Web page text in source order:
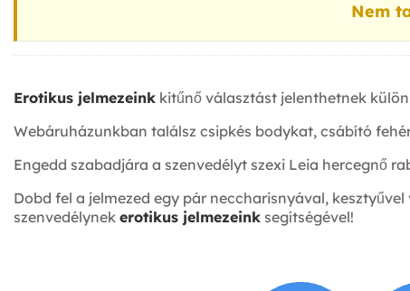
Nem
Erotikus jelmezeink kitűnő választást jelenthetnek
Webáruházunkban találsz csipkés bodykat, csábító
Engedd szabadjára a szenvedélyt szexi Leia hercegnő
Dobd fel a jelmezed egy pár neccharisnyával,
szenvedélynek erotikus jelmezeink segítségével!